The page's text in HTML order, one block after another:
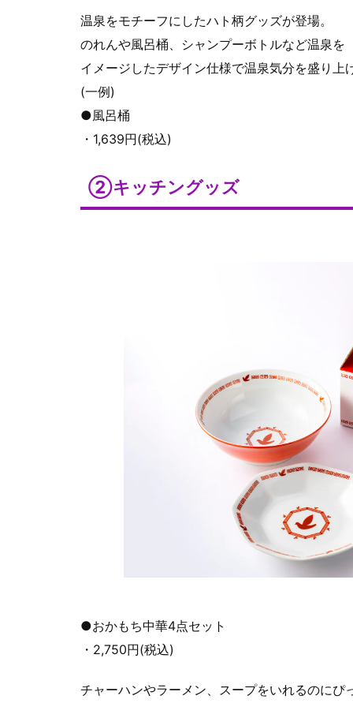
温泉をモチーフにしたハト柄グッズが登場。
のれんや風呂桶、シャンプーボトルなど温泉を
イメージしたデザイン仕様で温泉気分を盛り上
(一例)
●風呂桶
・1,639円(税込)
②キッチングッズ
●おかもち中華4点セット
・2,750円(税込)
チャーハンやラーメン、スープをいれるのにぴ